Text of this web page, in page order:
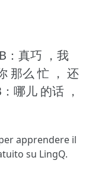
B：真巧 ，我
那么 忙 ， 还
哪儿 的话 ，
apprendere il
su LingQ.